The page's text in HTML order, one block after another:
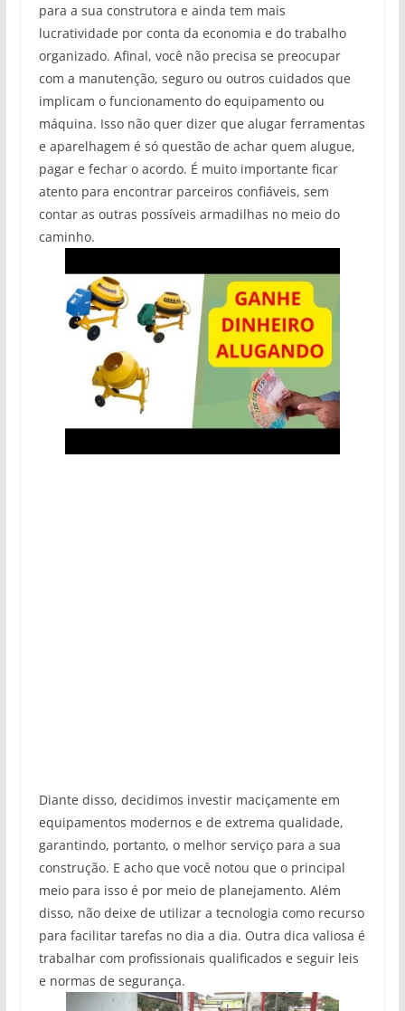
para a sua construtora e ainda tem mais
lucratividade por conta da economia e do trabalho
organizado. Afinal, você não precisa se preocupar
com a manutenção, seguro ou outros cuidados que
implicam o funcionamento do equipamento ou
máquina. Isso não quer dizer que alugar ferramentas
e aparelhagem é só questão de achar quem alugue,
pagar e fechar o acordo. É muito importante ficar
atento para encontrar parceiros confiáveis, sem
contar as outras possíveis armadilhas no meio do
caminho.
Diante disso, decidimos investir maciçamente em
equipamentos modernos e de extrema qualidade,
garantindo, portanto, o melhor serviço para a sua
construção. E acho que você notou que o principal
meio para isso é por meio de planejamento. Além
disso, não deixe de utilizar a tecnologia como recurso
para facilitar tarefas no dia a dia. Outra dica valiosa é
trabalhar com profissionais qualificados e seguir leis
e normas de segurança.